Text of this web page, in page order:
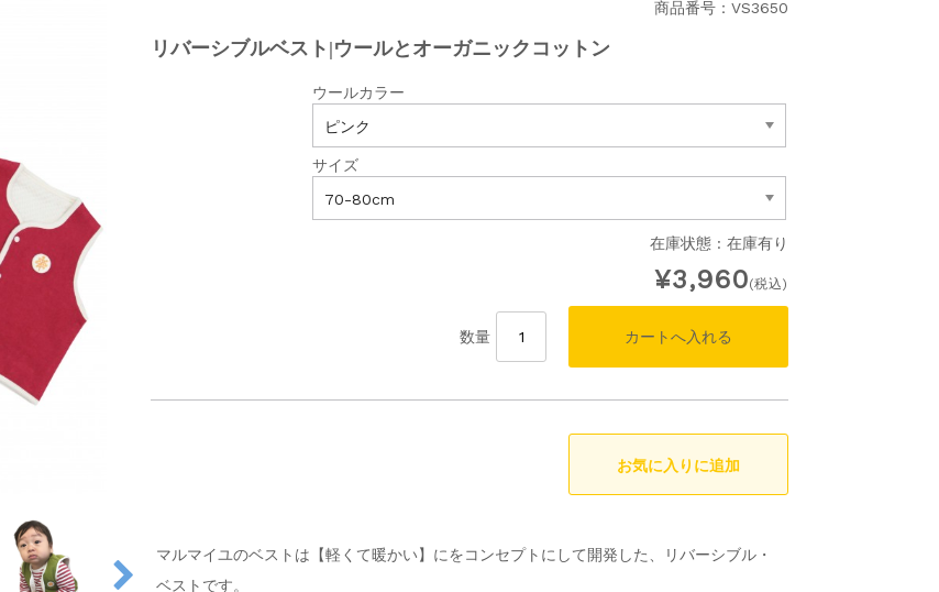
商品番号：VS3650
リバーシブルベスト|ウールとオーガニックコットン
ウールカラー
サイズ
在庫状態 : 在庫有り
¥3,960(税込)
数量
マルマイユのベストは【軽くて暖かい】にをコンセプトにして開発した、リバーシブル・
ベストです。